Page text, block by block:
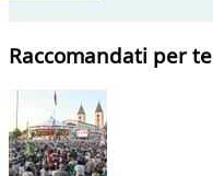
Raccomandati per te